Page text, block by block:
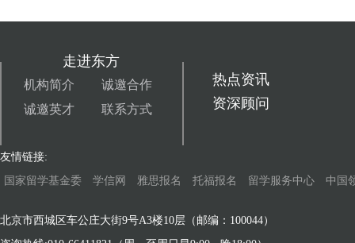
走进东方
机构简介
诚邀合作
诚邀英才
联系方式
热点资讯
资深顾问
友情链接:
国家留学基金委
学信网 雅思报名 托福报名 留学服务中心 中国
北京市西城区车公庄大街9号A3楼10层（邮编：100044）